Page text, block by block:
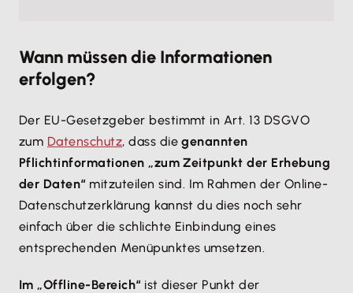
Wann müssen die Informationen
erfolgen?
Der EU-Gesetzgeber bestimmt in Art. 13 DSGVO
zum Datenschutz, dass diegenannten
Pflichtinformationen „zum Zeitpunkt der Erhebung
der Daten“ mitzuteilen sind. Im Rahmen der Online-
Datenschutzerklärung kannst du dies noch sehr
einfach über die schlichte Einbindung eines
entsprechenden Menüpunktes umsetzen.
Im „Offline-Bereich“ ist dieser Punkt der